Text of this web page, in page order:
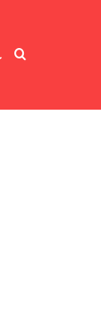
Switch skin
Buscar